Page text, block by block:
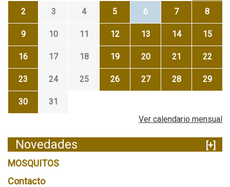
2 3 4 5 6 7 8
9 10 11 12 13 14 15
16 17 18 19 20 21 22
23 24 25 26 27 28 29
30
31
Ver calendario mensual
Novedades
[+]
MOSQUITOS
Contacto